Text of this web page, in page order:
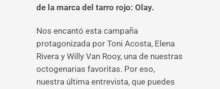
de la marca del tarro rojo: Olay.
Nos encantó esta campaña
protagonizada por Toni Acosta, Elena
Rivera y Willy Van Rooy, una de nuestras
octogenarias favoritas. Por eso,
nuestra última entrevista, que puedes